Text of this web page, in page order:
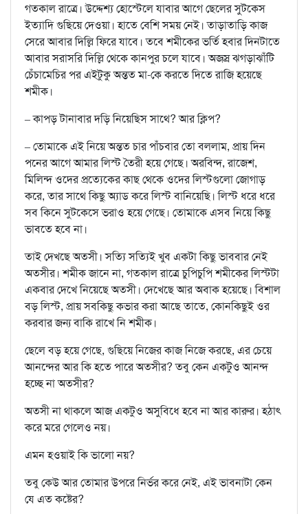
গতকাল রাত্রে। উদ্দেশ্য হোস্টেলে যাবার আগে ছেলের সুটকেস
ইত্যাদি গুছিয়ে দেওয়া। হাতে বেশি সময় নেই। তাড়াতাড়ি কাজ
সেরে আবার দিল্লি ফিরে যাবে। তবে শমীকের ভর্তি হবার দিনটাতে
আবার সরাসরি দিল্লি থেকে কানপুর চলে যাবে। অজস্র ঝগড়াঝাঁটি
চেঁচামেচির পর এইটুকু অন্তত মা-কে করতে দিতে রাজি হয়েছে
শমীক।
– কাপড় টানাবার দড়ি নিয়েছিস সাথে? আর ক্লিপ?
– তোমাকে এই নিয়ে অন্তত চার পাঁচবার তো বললাম, প্রায় দিন
পনের আগে আমার লিস্ট তৈরী হয়ে গেছে। অরবিন্দ, রাজেশ,
মিলিন্দ ওদের প্রত্যেকের কাছ থেকে ওদের লিস্টগুলো জোগাড়
করে, তার সাথে কিছু অ্যাড করে লিস্ট বানিয়েছি। লিস্ট ধরে ধরে
সব কিনে সুটকেসে ভরাও হয়ে গেছে। তোমাকে এসব নিয়ে কিছু
ভাবতে হবে না।
তাই দেখছে অতসী। সত্যি সত্যিই খুব একটা কিছু ভাববার নেই
অতসীর। শমীক জানে না, গতকাল রাত্রে চুপিচুপি শমীকের লিস্টটা
একবার দেখে নিয়েছে অতসী। দেখেছে আর অবাক হয়েছে। বিশাল
বড় লিস্ট, প্রায় সবকিছু কভার করা আছে তাতে, কোনকিছুই ওর
করবার জন্য বাকি রাখে নি শমীক।
ছেলে বড় হয়ে গেছে, গুছিয়ে নিজের কাজ নিজে করছে, এর চেয়ে
আনন্দের আর কি হতে পারে অতসীর? তবু কেন একটুও আনন্দ
হচ্ছে না অতসীর?
অতসী না থাকলে আজ একটুও অসুবিধে হবে না আর কারুর। হঠাৎ
করে মরে গেলেও নয়।
এমন হওয়াই কি ভালো নয়?
তবু কেউ আর তোমার উপরে নির্ভর করে নেই, এই ভাবনাটা কেন
যে এত কষ্টের?